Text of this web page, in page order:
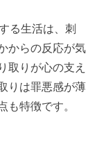
る生活は、刺
からの反応が気
取りが心の支え
りは罪悪感が薄
も特徴です。